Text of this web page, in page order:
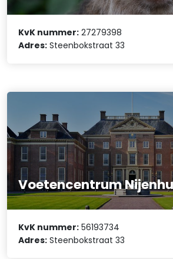
KvK nummer: 27279398
Adres: Steenbokstraat 33
Voetencentrum
KvK nummer: 56193734
Adres: Steenbokstraat 33